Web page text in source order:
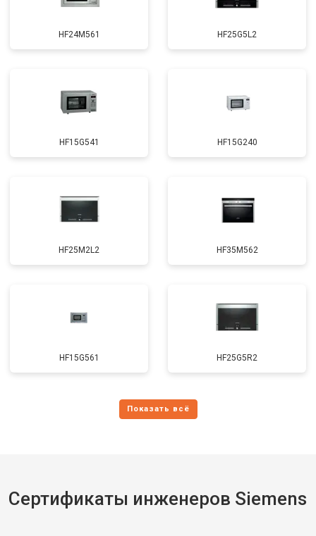
HF24M561 HF25G5L2
HF15G541 HF15G240
HF25M2L2 HF35M562
HF15G561 HF25G5R2
Сертификаты инженеров Siemens